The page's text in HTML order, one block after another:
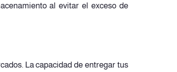
al evitar el exceso de
La capacidad de entregar tus